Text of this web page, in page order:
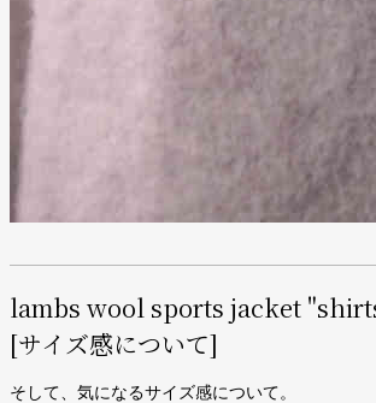
lambs wool sports jacket
[サイズ感について]
そして、気になるサイズ感について。